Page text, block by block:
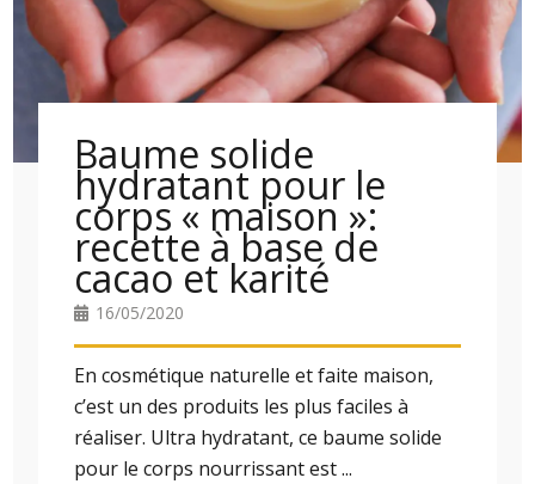
Baume solide
hydratant pour le
corps « maison »:
recette à base de
cacao et karité
16/05/2020
En cosmétique naturelle et faite maison,
c’est un des produits les plus faciles à
réaliser. Ultra hydratant, ce baume solide
pour le corps nourrissant est ...